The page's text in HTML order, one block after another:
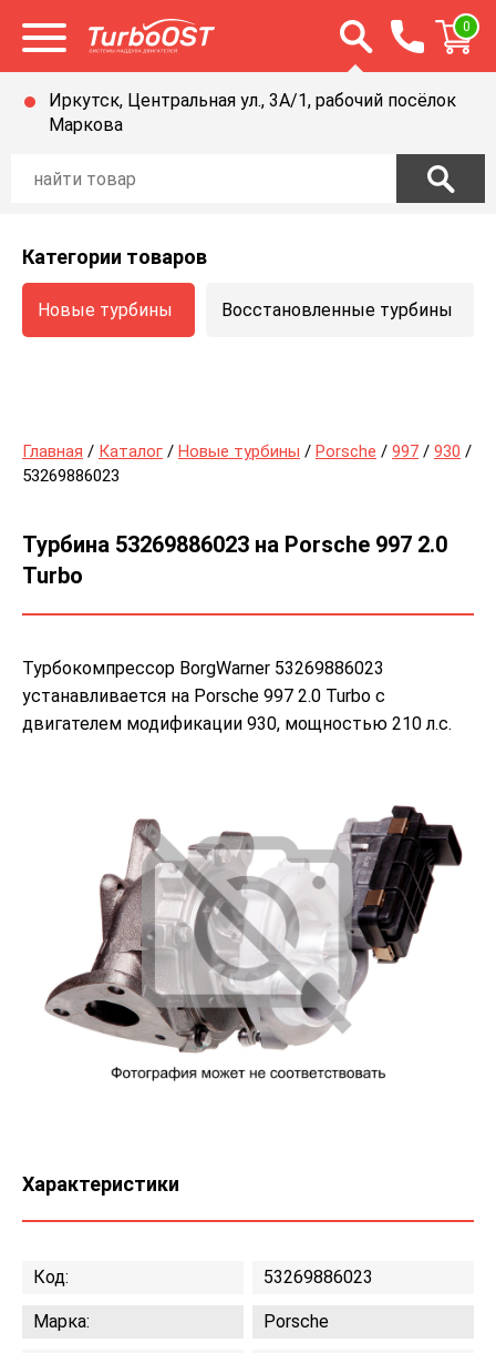
Открыть меню Открыть строку
0
Иркутск, Центральная ул., 3А/1, рабочий посёлок
Маркова
Категории товаров
Новые турбины Восстановленные турбины
Главная / Каталог / Новые турбины / Porsche / 997 / 930 /
53269886023
Турбина 53269886023 на Porsche 997 2.0
Turbo
Турбокомпрессор BorgWarner 53269886023
устанавливается на Porsche 997 2.0 Turbo с
двигателем модификации 930, мощностью 210 л.с.
Характеристики
Код: 53269886023
Марка: Porsche